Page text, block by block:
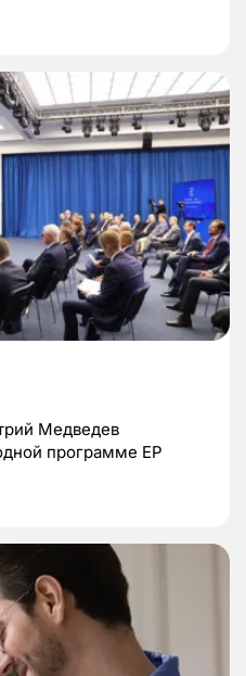
Медведев
программе ЕР